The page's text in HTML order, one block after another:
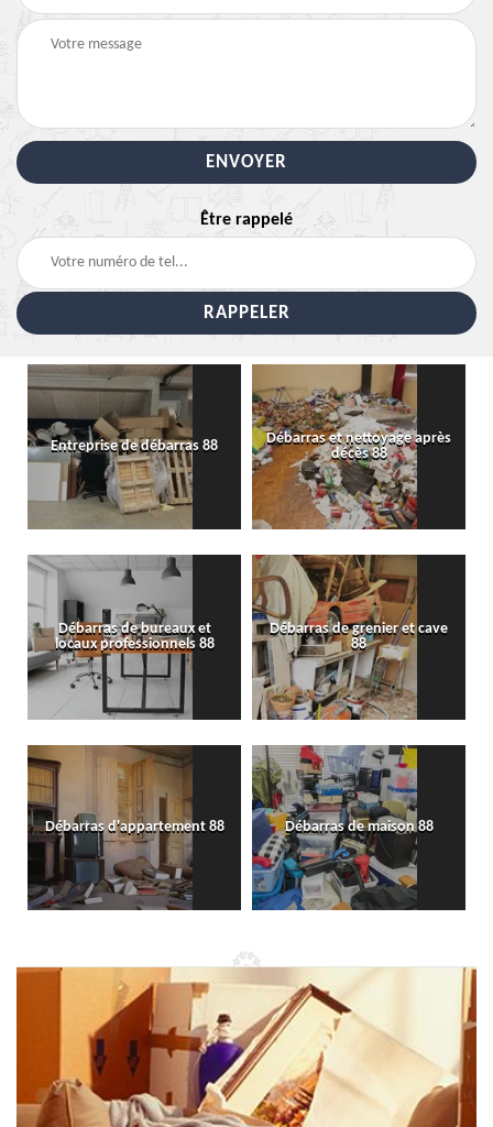
Être rappelé
Entreprise de débarras 88
Débarras et nettoyage après
décès 88
Débarras de bureaux et
locaux professionnels 88
Débarras de grenier et cave
88
Débarras d'appartement 88 Débarras de maison 88